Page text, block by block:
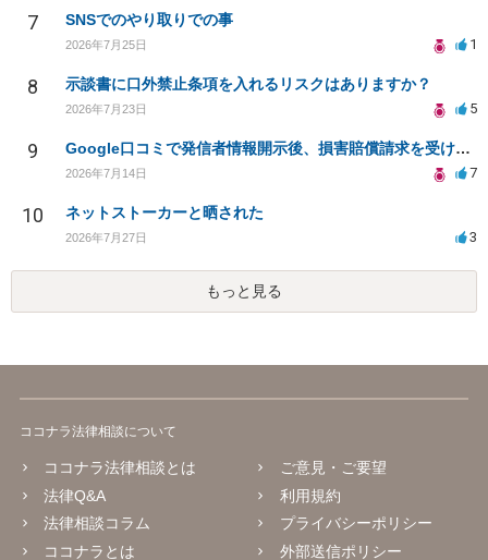
7 SNSでのやり取りでの事
2026年7月25日 1
8 示談書に口外禁止条項を入れるリスクはありますか？
2026年7月23日 5
9 Google口コミで発信者情報開示後、損害賠償請求を受けています。示談について相談です。
2026年7月14日 7
10 ネットストーカーと晒された
2026年7月27日 3
もっと見る
ココナラ法律相談について
ココナラ法律相談とは
法律Q&A
法律相談コラム
ココナラとは
ご意見・ご要望
利用規約
プライバシーポリシー
外部送信ポリシー